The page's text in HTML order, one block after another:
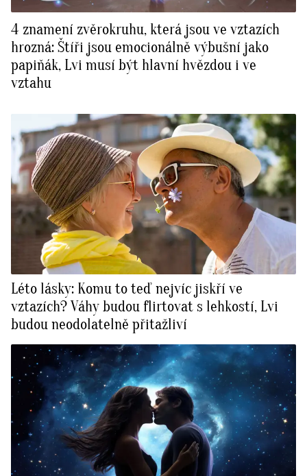
4 znamení zvěrokruhu, která jsou ve vztazích
hrozná: Štíři jsou emocionálně výbušní jako
papiňák, Lvi musí být hlavní hvězdou i ve
vztahu
Léto lásky: Komu to teď nejvíc jiskří ve
vztazích? Váhy budou flirtovat s lehkostí, Lvi
budou neodolatelně přitažliví